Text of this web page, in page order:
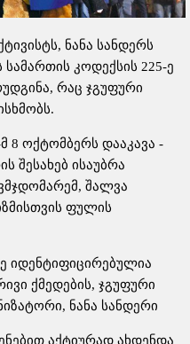
ნანა სანდერს
კოდექსის 225-ე
რაც ჯგუფური
8 ოქტომბერს დააკავა -
შესახებ ისაუბრა
შალვა
ფულის
იდენტიფიცირებულია
ქმედების, ჯგუფური
ნანა სანდერი
აქტიურად ახდენდა